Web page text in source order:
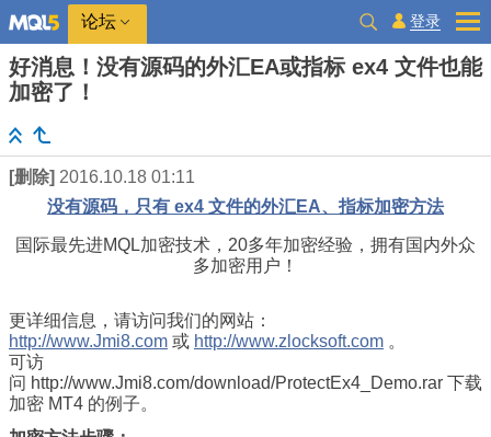
论坛 登录
好消息！没有源码的外汇EA或指标 ex4 文件也能
加密了！
[删除] 2016.10.18 01:11
没有源码，只有 ex4 文件的外汇EA、指标加密方法
国际最先进MQL加密技术，20多年加密经验，拥有国内外众
多加密用户！
更详细信息，请访问我们的网站：
http://www.Jmi8.com 或 http://www.zlocksoft.com 。
可访
问 http://www.Jmi8.com/download/ProtectEx4_Demo.rar 下载
加密 MT4 的例子。